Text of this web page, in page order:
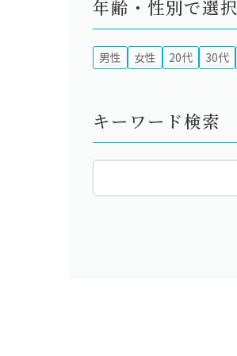
年齢・性別で選択
男性 女性 20代 30代
キーワード検索